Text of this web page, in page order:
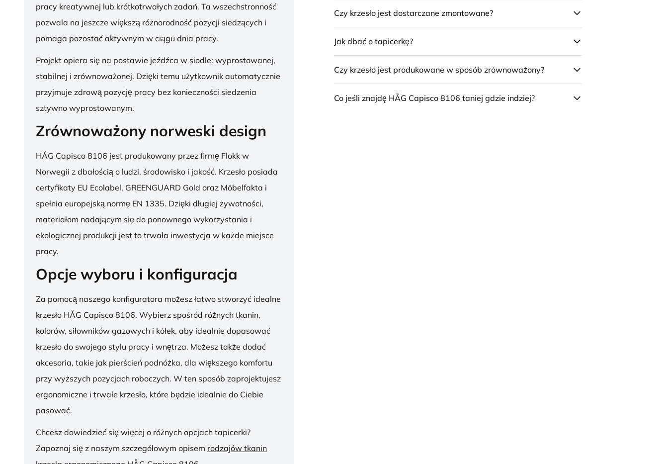
pracy kreatywnej lub krótkotrwałych zadań. Ta wszechstronność
pozwala na jeszcze większą różnorodność pozycji siedzących i
pomaga pozostać aktywnym w ciągu dnia pracy.
Projekt opiera się na postawie jeźdźca w siodle: wyprostowanej,
stabilnej i zrównoważonej. Dzięki temu użytkownik automatycznie
przyjmuje zdrową pozycję pracy bez konieczności siedzenia
sztywno wyprostowanym.
Zrównoważony norweski design
HÅG Capisco 8106 jest produkowany przez firmę Flokk w
Norwegii z dbałością o ludzi, środowisko i jakość. Krzesło posiada
certyfikaty EU Ecolabel, GREENGUARD Gold oraz Möbelfakta i
spełnia europejską normę EN 1335. Dzięki długiej żywotności,
materiałom nadającym się do ponownego wykorzystania i
ekologicznej produkcji jest to trwała inwestycja w każde miejsce
pracy.
Opcje wyboru i konfiguracja
Za pomocą naszego konfiguratora możesz łatwo stworzyć idealne
krzesło HÅG Capisco 8106. Wybierz spośród różnych tkanin,
kolorów, siłowników gazowych i kółek, aby idealnie dopasować
krzesło do swojego stylu pracy i wnętrza. Możesz także dodać
akcesoria, takie jak pierścień podnóżka, dla większego komfortu
przy wyższych pozycjach roboczych. W ten sposób zaprojektujesz
ergonomiczne i trwałe krzesło, które będzie idealnie do Ciebie
pasować.
Chcesz dowiedzieć się więcej o różnych opcjach tapicerki?
Zapoznaj się z naszym szczegółowym opisem rodzajów tkanin
Czy krzesło jest dostarczane zmontowane?
Jak dbać o tapicerkę?
Czy krzesło jest produkowane w sposób zrównoważony?
Co jeśli znajdę HÅG Capisco 8106 taniej gdzie indziej?